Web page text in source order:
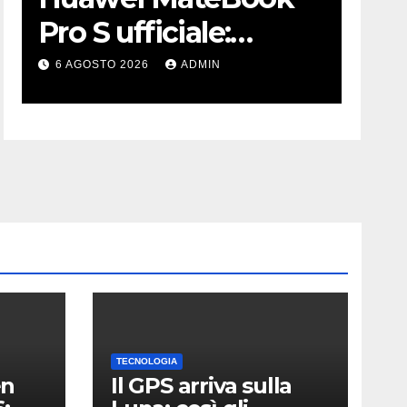
Pro S ufficiale:
incredibilmente
leggero e
6 AGOSTO 2026 ADMIN
TECNOLOGIA
Il GPS arriva sulla